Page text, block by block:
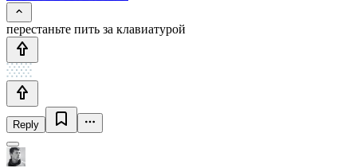
перестаньте пить за клавиатурой
Reply